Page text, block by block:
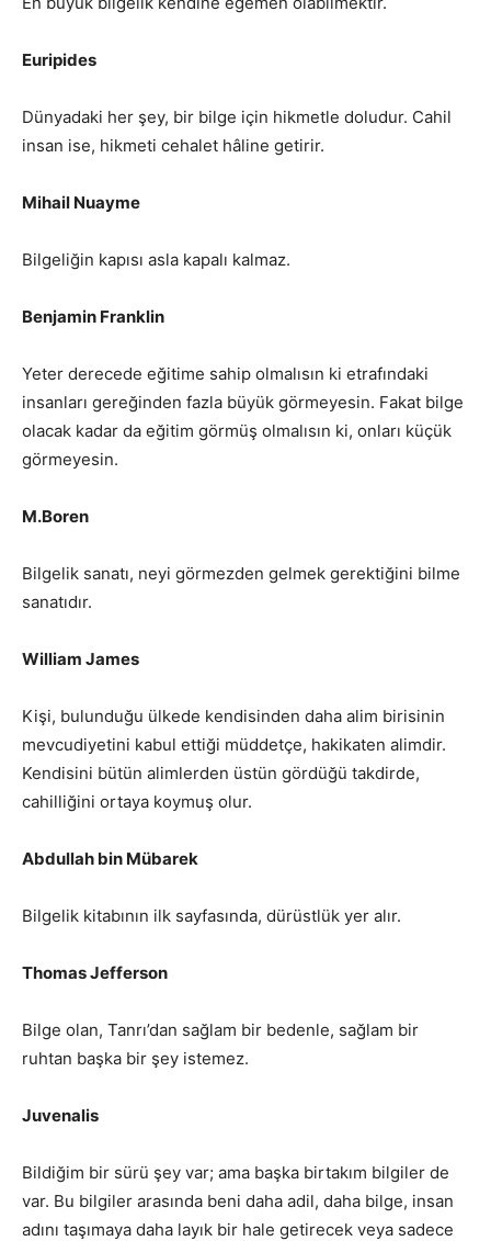
Euripides
Dünyadaki her şey, bir bilge için hikmetle doludur. Cahil
insan ise, hikmeti cehalet hâline getirir.
Mihail Nuayme
Bilgeliğin kapısı asla kapalı kalmaz.
Benjamin Franklin
Yeter derecede eğitime sahip olmalısın ki etrafındaki
insanları gereğinden fazla büyük görmeyesin. Fakat bilge
olacak kadar da eğitim görmüş olmalısın ki, onları küçük
görmeyesin.
M.Boren
Bilgelik sanatı, neyi görmezden gelmek gerektiğini bilme
sanatıdır.
William James
Kişi, bulunduğu ülkede kendisinden daha alim birisinin
mevcudiyetini kabul ettiği müddetçe, hakikaten alimdir.
Kendisini bütün alimlerden üstün gördüğü takdirde,
cahilliğini ortaya koymuş olur.
Abdullah bin Mübarek
Bilgelik kitabının ilk sayfasında, dürüstlük yer alır.
Thomas Jefferson
Bilge olan, Tanrı’dan sağlam bir bedenle, sağlam bir
ruhtan başka bir şey istemez.
Juvenalis
Bildiğim bir sürü şey var; ama başka birtakım bilgiler de
var. Bu bilgiler arasında beni daha adil, daha bilge, insan
adını taşımaya daha layık bir hale getirecek veya sadece